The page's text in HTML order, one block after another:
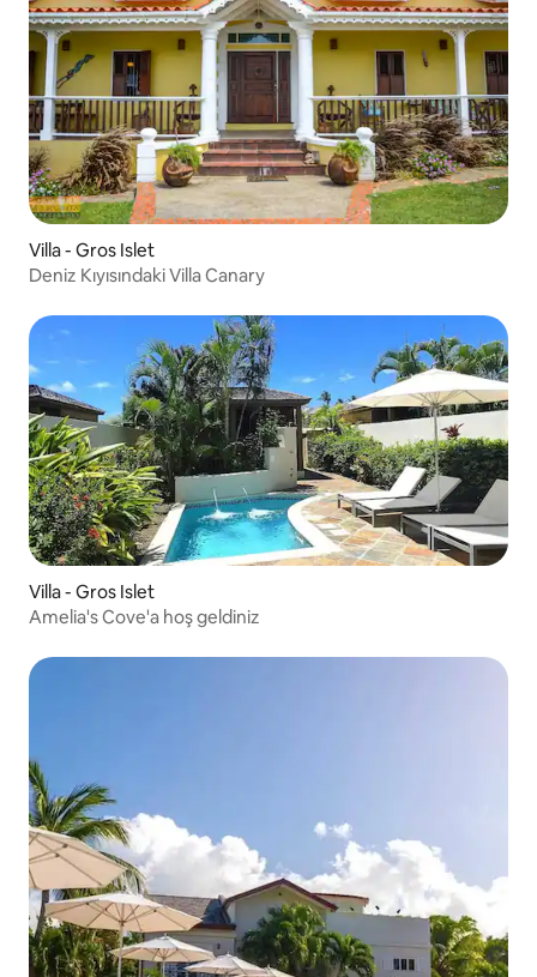
Villa - Gros Islet
Deniz Kıyısındaki Villa Canary
Villa - Gros Islet
Amelia's Cove'a hoş geldiniz